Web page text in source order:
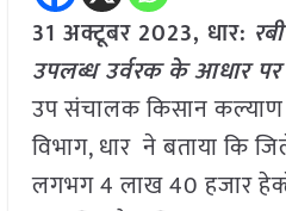
31 अक्टूबर 2023, धार:
उपलब्ध उर्वरक के आधार
उप संचालक किसान कल्याण
विभाग, धार ने बताया कि
लगभग 4 लाख 40 हजार